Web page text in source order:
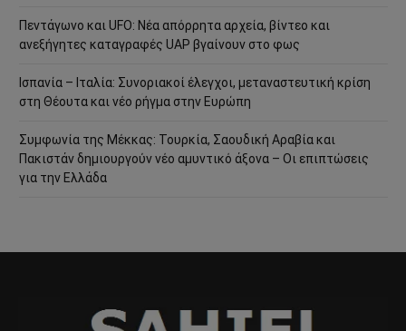
Πεντάγωνο και UFO: Νέα απόρρητα αρχεία, βίντεο και
ανεξήγητες καταγραφές UAP βγαίνουν στο φως
Ισπανία – Ιταλία: Συνοριακοί έλεγχοι, μεταναστευτική κρίση
στη Θέουτα και νέο ρήγμα στην Ευρώπη
Συμφωνία της Μέκκας: Τουρκία, Σαουδική Αραβία και
Πακιστάν δημιουργούν νέο αμυντικό άξονα – Οι επιπτώσεις
για την Ελλάδα